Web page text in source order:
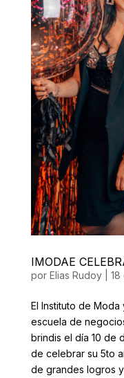
IMODAE
por Elias Rudoy| 18
El Instituto de Moda
escuela de
brindis el día 10 de
de celebrar su 5to
de grandes logros